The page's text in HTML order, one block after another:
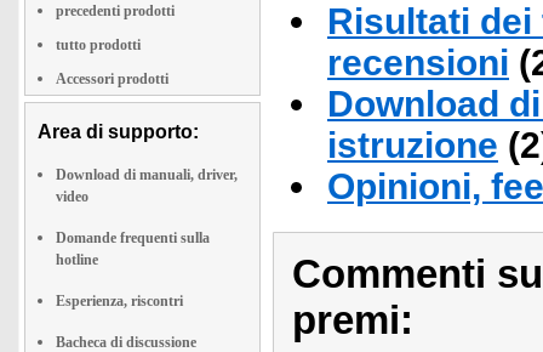
precedenti prodotti
tutto prodotti
Accessori prodotti
Area di supporto:
Download di manuali, driver,
video
Domande frequenti sulla
hotline
Esperienza, riscontri
Bacheca di discussione
Risultati
recensioni
Download
istruzione
Opinioni,
Commenti
premi: